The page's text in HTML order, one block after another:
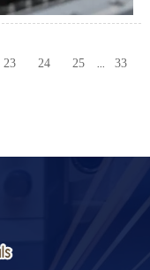
23 24 25
33